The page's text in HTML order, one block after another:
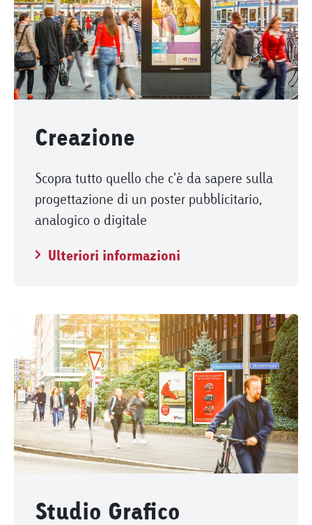
Creazione
Scopra tutto quello che c'è da sapere sulla
progettazione di un poster pubblicitario,
analogico o digitale
Ulteriori informazioni
Studio Grafico